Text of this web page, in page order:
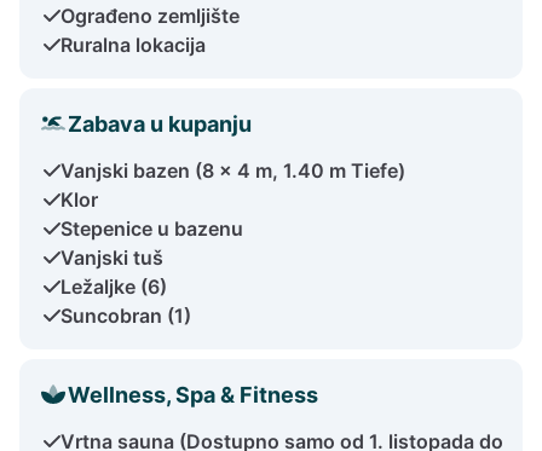
Ograđeno zemljište
Ruralna lokacija
Zabava u kupanju
Vanjski bazen (8 x 4 m, 1.40 m Tiefe)
Klor
Stepenice u bazenu
Vanjski tuš
Ležaljke (6)
Suncobran (1)
Wellness, Spa & Fitness
Vrtna sauna (Dostupno samo od 1. listopada do